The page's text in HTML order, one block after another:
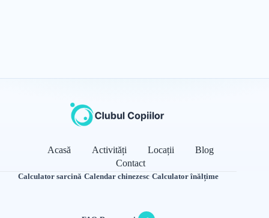
Acasă Activități Locații
Blog
Contact
Calculator sarcină·Calendar chinezesc·Calculator înălțime